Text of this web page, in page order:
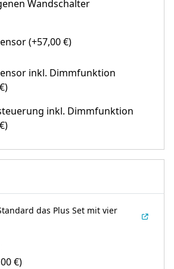
Wandschalter
(+57,00 €)
inkl. Dimmfunktion
inkl. Dimmfunktion
das Plus Set mit vier
€)